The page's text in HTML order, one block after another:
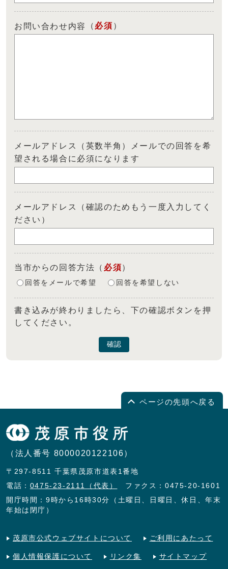
お問い合わせ内容 （ 必須 ）
メールアドレス（英数半角）メールでの回答を希
望される場合に必須になります
メールアドレス（確認のためもう一度入力してく
ださい）
当市からの回答方法 （ 必須）
回答をメールで希望 回答を希望しない
書き込みが終わりましたら、下の確認ボタンを押
してください。
確認
ページの先頭へ戻る
（法人番号 8000020122106）
〒297-8511 千葉県茂原市道表1番地
電話： 0475-23-2111（代表）
ファクス：0475-20-1601
開庁時間：9時から16時30分（土曜日、日曜日、休日、年末
年始は閉庁）
茂原市公式ウェブサイトについて ご利用にあたって
個人情報保護について リンク集 サイトマップ